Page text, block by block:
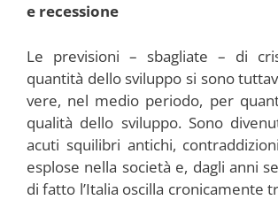
e recessione
Le previsioni – sbagliate – di
quantità dello sviluppo si sono
vere, nel medio periodo, per
qualità dello sviluppo. Sono
acuti squilibri antichi,
esplose nella società e, dagli anni
di fatto l’Italia oscilla cronicamente